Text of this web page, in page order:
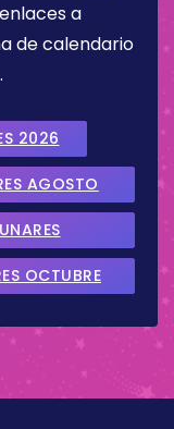
a
de calendario
2026
AGOSTO
OCTUBRE